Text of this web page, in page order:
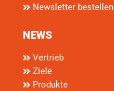
Newsletter bestellen
NEWS
Vertrieb
Ziele
Produkte